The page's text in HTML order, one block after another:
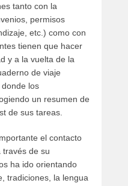
tanto con la
permisos
etc.) como con
tienen que hacer
y a la vuelta de la
de viaje
los
un resumen de
de sus tareas.
el contacto
través de su
ha ido orientando
tradiciones, la lengua